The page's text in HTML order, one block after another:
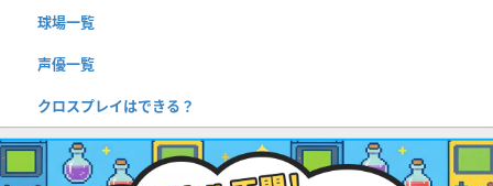
球場一覧
声優一覧
クロスプレイはできる？